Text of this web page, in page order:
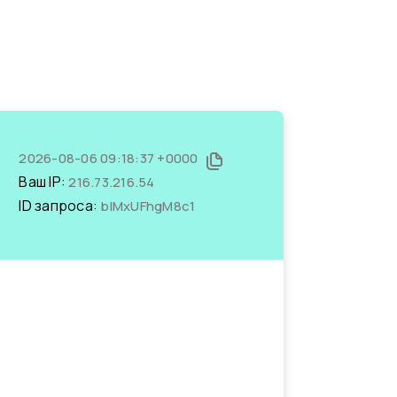
2026-08-06 09:18:37 +0000
Ваш IP:216.73.216.54
ID запроса: bIMxUFhgM8c1